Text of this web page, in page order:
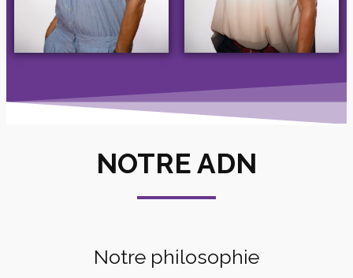
NOTRE ADN
Notre philosophie